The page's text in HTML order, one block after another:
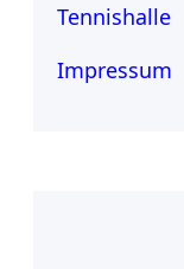
Tennishalle
Impressum